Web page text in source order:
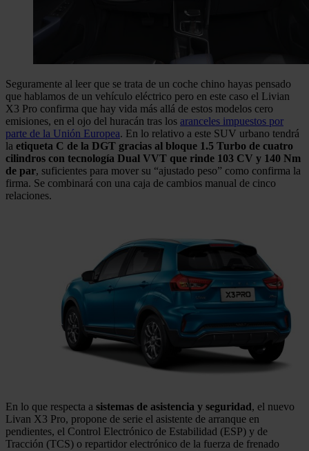
Seguramente al leer que se trata de un coche chino hayas pensado
que hablamos de un vehículo eléctrico pero en este caso el Livian
X3 Pro confirma que hay vida más allá de estos modelos cero
emisiones, en el ojo del huracán tras los aranceles impuestos por
parte de la Unión Europea. En lo relativo a este SUV urbano tendrá
la etiqueta C de la DGT gracias al bloque 1.5 Turbo de cuatro
cilindros con tecnología Dual VVT que rinde 103 CV y 140 Nm
de par, suficientes para mover su “ajustado peso” como confirma la
firma. Se combinará con una caja de cambios manual de cinco
relaciones.
En lo que respecta a sistemas de asistencia y seguridad, el nuevo
Livan X3 Pro, propone de serie el asistente de arranque en
pendientes, el Control Electrónico de Estabilidad (ESP) y de
Tracción (TCS) o repartidor electrónico de la fuerza de frenado